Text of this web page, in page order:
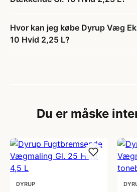
Hvor kan jeg købe Dyrup Væg
10 Hvid 2,25 L?
Du er måske
DYRUP